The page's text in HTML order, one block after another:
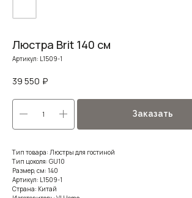
Люстра Brit 140 см
Артикул: L1509-1
39 550 ₽
Заказать
Тип товара: Люстры для гостиной
Тип цоколя: GU10
Размер, см: 140
Артикул: L1509-1
Страна: Китай